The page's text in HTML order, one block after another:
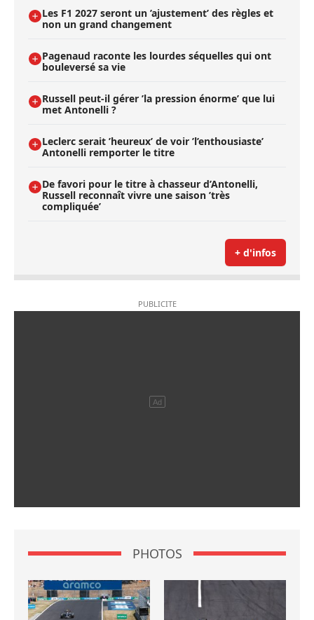
Les F1 2027 seront un ’ajustement’ des règles et
non un grand changement
Pagenaud raconte les lourdes séquelles qui ont
bouleversé sa vie
Russell peut-il gérer ’la pression énorme’ que lui
met Antonelli ?
Leclerc serait ’heureux’ de voir ’l’enthousiaste’
Antonelli remporter le titre
De favori pour le titre à chasseur d’Antonelli,
Russell reconnaît vivre une saison ’très
compliquée’
+ d'infos
PHOTOS